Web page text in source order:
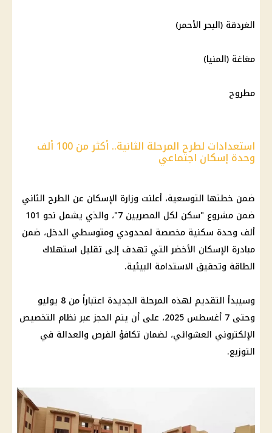
الغردقة (البحر الأحمر)
مغاغة (المنيا)
مطروح
استعدادات لطرح المرحلة الثانية.. أكثر من 100 ألف
وحدة إسكان اجتماعي
ضمن خطتها التوسعية، أعلنت وزارة الإسكان عن الطرح الثاني
ضمن مشروع "سكن لكل المصريين
7"، والذي يشمل نحو 101
ألف وحدة سكنية مخصصة لمحدودي ومتوسطي الدخل، ضمن
مبادرة الإسكان الأخضر التي تهدف إلى تقليل استهلاك
الطاقة وتحقيق الاستدامة البيئية.
وسيبدأ التقديم لهذه المرحلة الجديدة اعتباراً من 8 يوليو
وحتى 7 أغسطس 2025، على أن يتم الحجز عبر نظام التخصيص
الإلكتروني العشوائي، لضمان تكافؤ الفرص والعدالة في
التوزيع.